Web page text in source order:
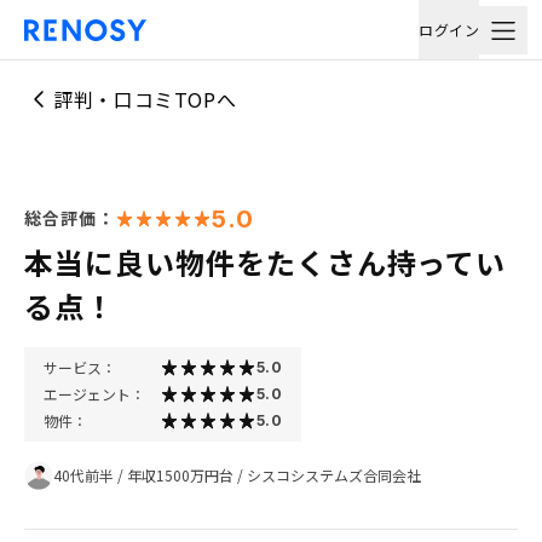
ログイン
評判・口コミTOPへ
総合評価： 5.0
本当に良い物件をたくさん持ってい
る点！
サービス： 5.0
エージェント： 5.0
物件： 5.0
40代前半 / 年収1500万円台 / シスコシステムズ合同会社